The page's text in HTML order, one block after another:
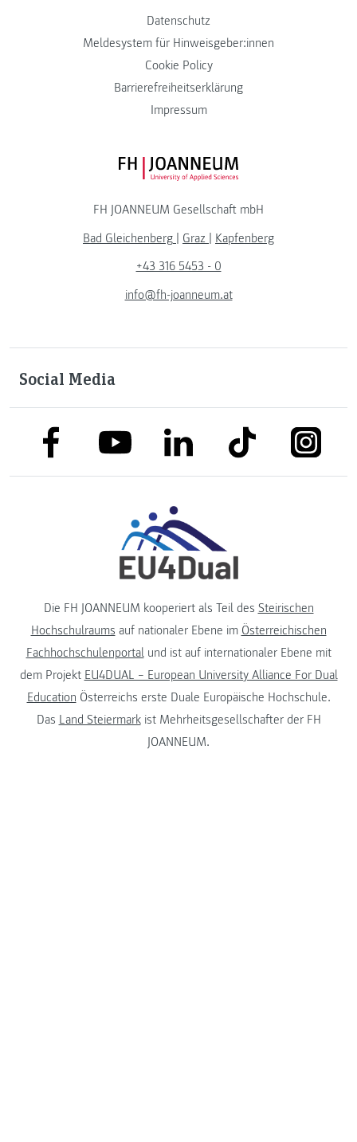
Datenschutz
Meldesystem für Hinweisgeber:innen
Cookie Policy
Barrierefreiheitserklärung
Impressum
FH JOANNEUM Logo
FH JOANNEUM Gesellschaft mbH
Bad Gleichenberg | Graz | Kapfenberg
+43 316 5453 - 0
info@fh-joanneum.at
Social Media
link to facebooklink to youtubelink to linkedinlink to tiktok link to
Die FH JOANNEUM kooperiert als Teil des Steirischen
Hochschulraums auf nationaler Ebene im Österreichischen
Fachhochschulenportalund ist auf internationaler Ebene mit
dem Projekt EU4DUAL – European University Alliance For Dual
Education Österreichs erste Duale Europäische Hochschule.
Das Land Steiermarkist Mehrheitsgesellschafter der FH
JOANNEUM.